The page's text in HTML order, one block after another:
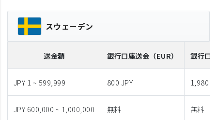
スウェーデン
送金額 銀行口座送金 （EUR） 銀行口
JPY 1 ~ 599,999 800 JPY 1,980
JPY 600,000 ~ 1,000,000 無料 無料